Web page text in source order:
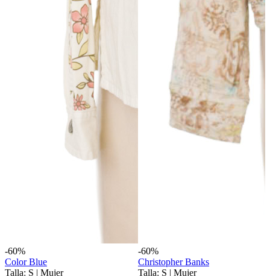
-60%
Color Blue
Talla: S | Mujer
-60%
Christopher Banks
Talla: S | Mujer